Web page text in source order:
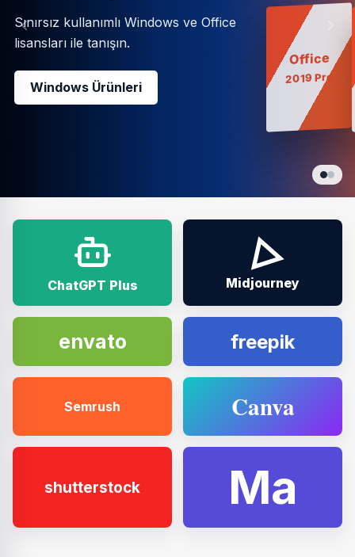
Sınırsız kullanımlı Windows ve Office
lisansları ile tanışın.
Windows Ürünleri
Office
2019 Pro
ChatGPT Plus
△
Midjourney
envato freepik
Semrush Canva
shutterstock Ma